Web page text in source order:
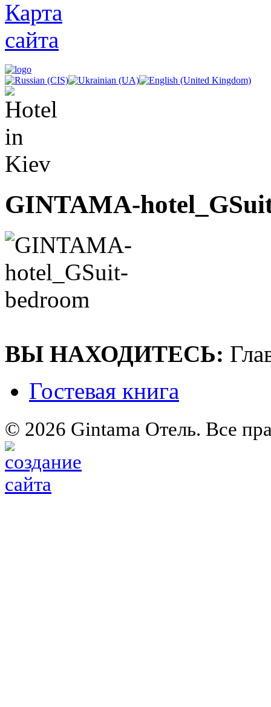
GINTAMA-
ВЫ НАХОДИТЕСЬ:
Гостевая книга
© 2026 Gintama Отель. Все